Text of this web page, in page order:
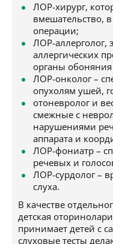
ЛОР-хирург,
вмешательство,
операции;
ЛОР-
аллергических
органы
ЛОР-онколог –
опухолям ушей,
отоневролог и
смежные с
нарушениями
аппарата и
ЛОР-фониатр –
речевых и
ЛОР-сурдолог –
слуха.
В качестве
детская
принимает детей с
слуховые тесты